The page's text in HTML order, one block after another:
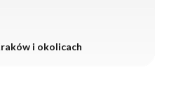
i okolicach